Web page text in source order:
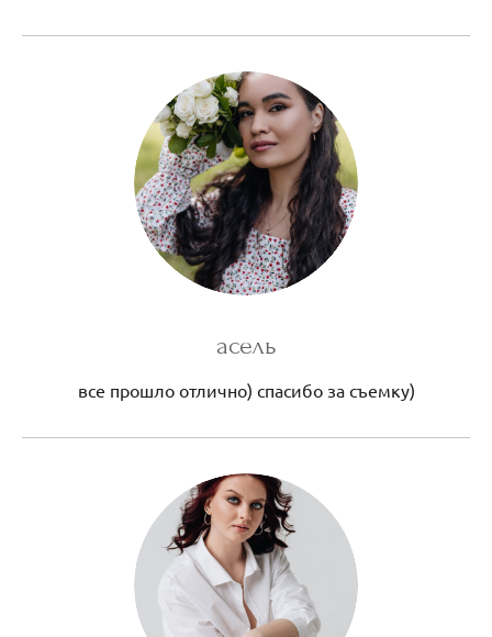
асель
все прошло отлично) спасибо за съемку)